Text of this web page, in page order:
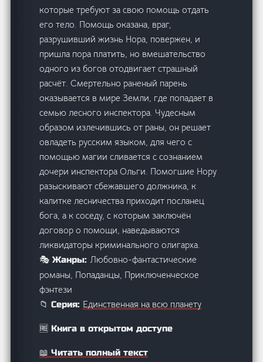
которые требуют за свою помощь отдать
его тело. Помощь оказана, враг,
разрушивший жизнь Нора, повержен, и
пришла пора платить, но вмешательство
одного из богов отодвигает страшный
расчёт. Смертельно раненый парень
оказывается в мире Земли, где попадает в
семью лесного инспектора. Чудесным
образом излечившись от раны, он решает
овладеть русским языком, для чего с
помощью магии сливается с сознанием
дочери инспектора Ольги. Помогшие Нору
разыскивают сбежавшего должника, к
калитке лесничества приходит посланец
бога, а к соседу, с которым заключён
договор о помощи, наведываются
ликвидаторы криминального олигарха.
🎭 Жанры: Любовно-фантастические
романы, Попаданцы, Приключенческое
фэнтези
📁 Серия: Единственная на всю планету
🆓 Книга в открытом доступе
📖 Читать полный текст